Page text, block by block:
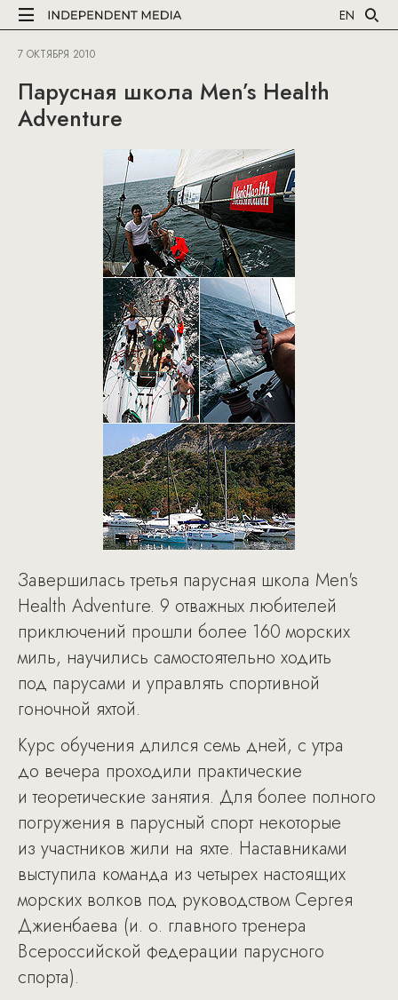
EN
7 ОКТЯБРЯ 2010
Парусная школа Men’s Health
Adventure
Завершилась третья парусная школа Men's
Health Adventure. 9 отважных любителей
приключений прошли более 160 морских
миль, научились самостоятельно ходить
под парусами и управлять спортивной
гоночной яхтой.
Курс обучения длился семь дней, с утра
до вечера проходили практические
и теоретические занятия. Для более полного
погружения в парусный спорт некоторые
из участников жили на яхте. Наставниками
выступила команда из четырех настоящих
морских волков под руководством Сергея
Джиенбаева (и. о. главного тренера
Всероссийской федерации парусного
спорта).